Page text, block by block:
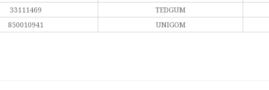
33111469 TEDGUM
850010941 UNIGOM